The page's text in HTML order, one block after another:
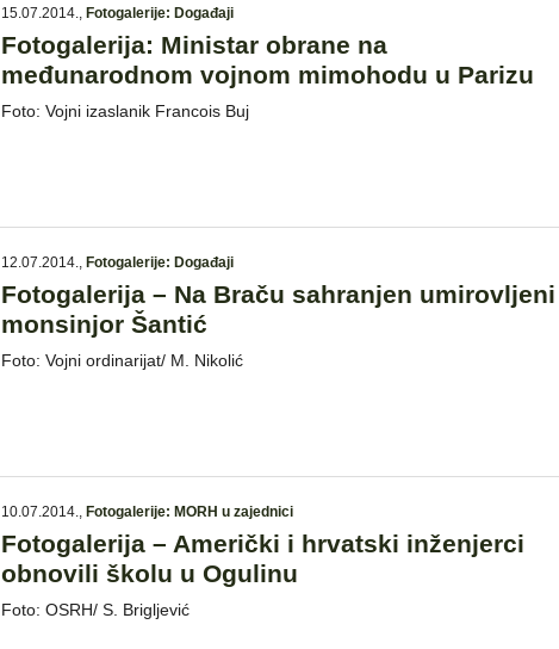
15.07.2014., Fotogalerije: Događaji
Fotogalerija: Ministar obrane na
međunarodnom vojnom mimohodu u Parizu
Foto: Vojni izaslanik Francois Buj
12.07.2014., Fotogalerije: Događaji
Fotogalerija – Na Braču sahranjen umirovljeni
monsinjor Šantić
Foto: Vojni ordinarijat/ M. Nikolić
10.07.2014., Fotogalerije: MORH u zajednici
Fotogalerija – Američki i hrvatski inženjerci
obnovili školu u Ogulinu
Foto: OSRH/ S. Brigljević